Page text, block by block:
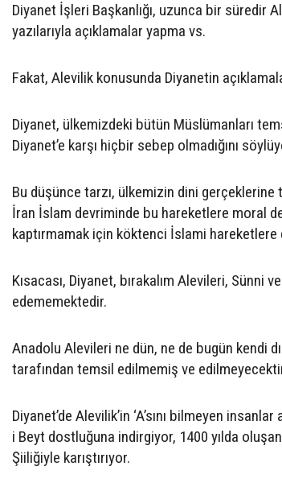
Diyanet İşleri Başkanlığı, uzunca bir süredir
yazılarıyla açıklamalar yapma vs.
Fakat, Alevilik konusunda Diyanetin
Diyanet, ülkemizdeki bütün Müslümanları
Diyanet’e karşı hiçbir sebep olmadığını
Bu düşünce tarzı, ülkemizin dini
İran İslam devriminde bu hareketlere moral
kaptırmamak için köktenci İslami hareketlere
Kısacası, Diyanet, bırakalım Alevileri, Sünni
edememektedir.
Anadolu Alevileri ne dün, ne de bugün kendi
tarafından temsil edilmemiş ve
Diyanet’de Alevilik’in ‘A’sını bilmeyen
i Beyt dostluğuna indirgiyor, 1400 yılda
Şiiliğiyle karıştırıyor.